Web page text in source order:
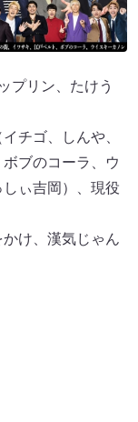
プリン、たけう
チゴ、しんや、
ブのコーラ、ウ
ぃ吉岡）、現役
け、漢気じゃん